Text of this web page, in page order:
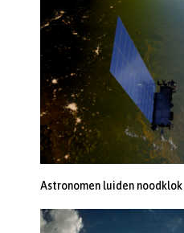
Astronomen luiden